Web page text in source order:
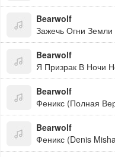
Bearwolf
Bearwolf
Bearwolf
Феникс (Полная
Bearwolf